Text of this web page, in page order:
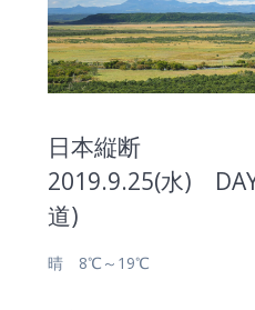
日本縦断
2019.9.25(水)
道)
晴 8℃～19℃